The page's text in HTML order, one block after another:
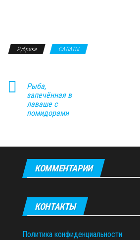
Рубрика САЛАТЫ
Рыба,
запечённая в
лаваше с
помидорами
КОММЕНТАРИИ
КОНТАКТЫ
Политика конфиденциальности